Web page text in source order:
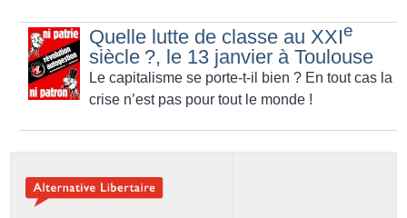
Quelle lutte de classe au XXIe
siècle ?, le 13 janvier à Toulouse
Le capitalisme se porte-t-il bien ? En tout cas la
crise n’est pas pour tout le monde !